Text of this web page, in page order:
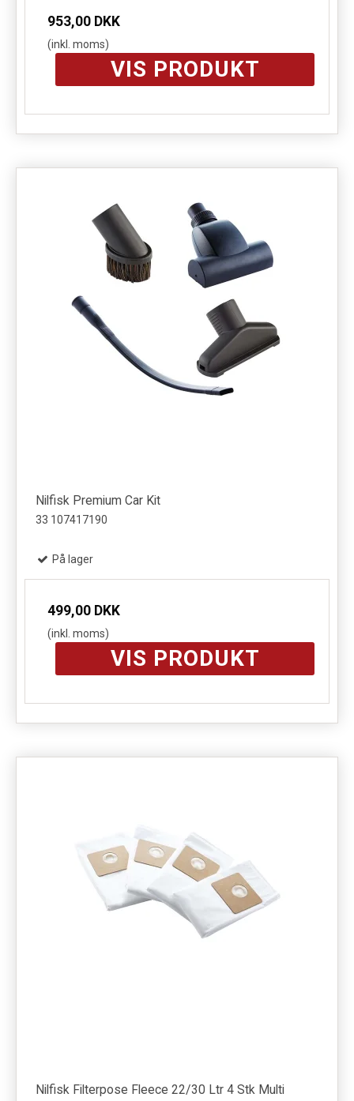
953,00 DKK
(inkl. moms)
VIS PRODUKT
Nilfisk Premium Car Kit
33 107417190
På lager
499,00 DKK
(inkl. moms)
VIS PRODUKT
Nilfisk Filterpose Fleece 22/30 Ltr 4 Stk Multi